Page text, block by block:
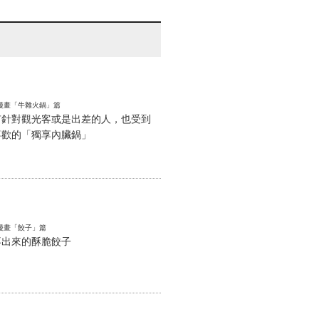
畫「牛雜火鍋」篇
對觀光客或是出差的人，也受到
的「獨享內臟鍋」
畫「餃子」篇
來的酥脆餃子